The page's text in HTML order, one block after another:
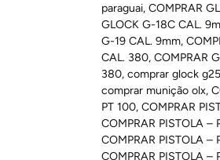
paraguai,COMPRAR
GLOCK G-18C CAL.
G-19 CAL. 9mm,
CAL. 380,COMPRAR
380,comprar glock g25
comprar munição olx,
PT 100,COMPRAR
COMPRAR PISTOLA
COMPRAR PISTOLA –
COMPRAR PISTOLA –